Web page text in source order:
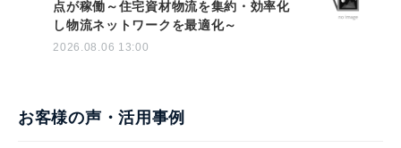
点が稼働～住宅資材物流を集約・効率化
し物流ネットワークを最適化～
2026.08.06 13:00
お客様の声・活用事例